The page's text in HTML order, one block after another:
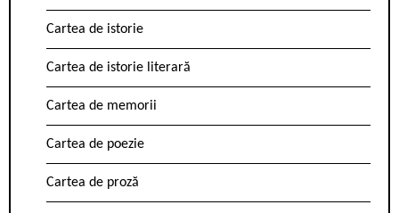
Cartea de istorie
Cartea de istorie literară
Cartea de memorii
Cartea de poezie
Cartea de proză